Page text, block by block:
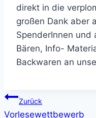
direkt in die
großen Dank aber
SpenderInnen und
Bären, Info-
Backwaren an
Zurück
Vorlesewettbewerb